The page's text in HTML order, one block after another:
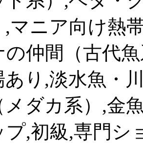
,マニア向け熱
の仲間（古代
あり,淡水魚・
メダカ系）,金
プ,初級,専門シ